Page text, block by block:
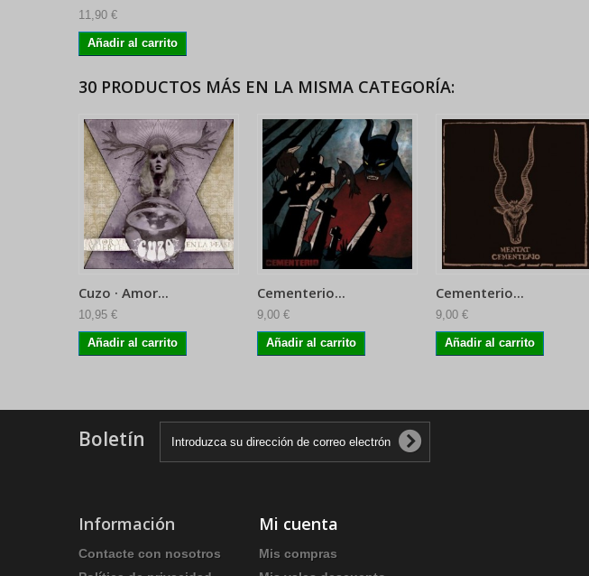
11,90 €
Añadir al carrito
30 PRODUCTOS MÁS EN LA MISMA CATEGORÍA:
Cuzo · Amor...
10,95 €
Añadir al carrito
Cementerio...
9,00 €
Añadir al carrito
Cementerio...
9,00 €
Añadir al carrito
Boletín
Información
Contacte con nosotros
Mi cuenta
Mis compras